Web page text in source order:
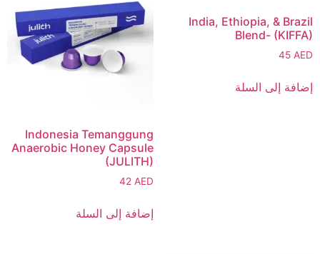
India, Ethiopia, & Brazil
Blend- (KIFFA)
45 AED
إضافة إلى السلة
Indonesia Temanggung
Anaerobic Honey Capsule
(JULITH)
42AED
إضافة إلى السلة